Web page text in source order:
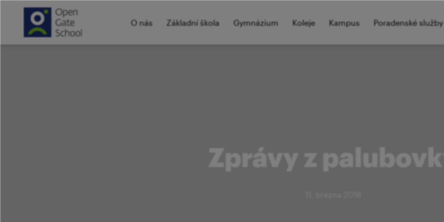
O nás Základní škola Gymnázium Koleje Kampus Poradenské služby
​Zprávy z